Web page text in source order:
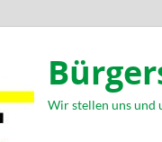
Wir stellen uns und